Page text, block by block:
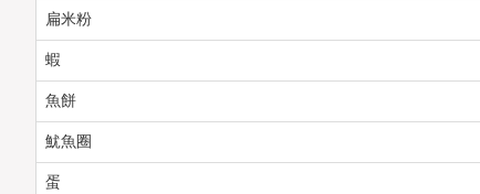
扁米粉
蝦
魚餅
魷魚圈
蛋